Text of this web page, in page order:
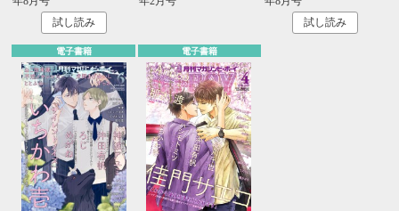
試し読み
試し読み
電子書籍 電子書籍